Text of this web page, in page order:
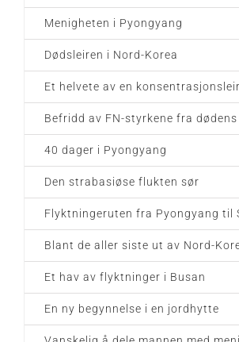
Menigheten i Pyongyang
Dødsleiren i Nord-Korea
Et helvete av en konsentrasjonsleir
Befridd av FN-styrkene fra
40 dager i Pyongyang
Den strabasiøse flukten sør
Flyktningeruten fra Pyongyang til
Blant de aller siste ut av Nord-
Et hav av flyktninger i Busan
En ny begynnelse i en jordhytte